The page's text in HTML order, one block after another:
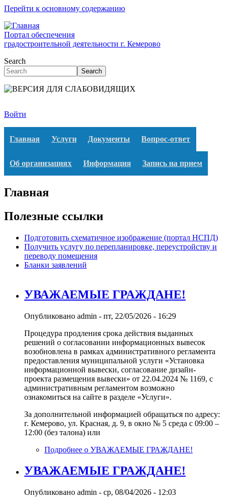
Перейти к основному содержанию
Портал обеспечения
градостроительной деятельности г. Кемерово
Search
Search
Войти
Главная Услуги Документы Вопрос-ответ
Об организациях Информация Запись на прием
Главная
Полезные ссылки
Подготовить схематичное изображение (портал НСПД)
Получить услугу по перепланировке, переустройству и
переводу помещения
Бланки заявлений
УВАЖАЕМЫЕ ГРАЖДАНЕ!
Опубликовано admin - пт, 22/05/2026 - 16:29
Процедура продления срока действия выданных
решений о согласовании информационных вывесок
возобновлена в рамках административного регламента
предоставления муниципальной услуги «Установка
информационной вывески, согласование дизайн-
проекта размещения вывески» от 22.04.2024 № 1169, с
административным регламентом возможно
ознакомиться на сайте в разделе «Услуги».
За дополнительной информацией обращаться по адресу:
г. Кемерово, ул. Красная, д. 9, в окно № 5 среда с 09:00 –
12:00 (без талона) или
Подробнее о УВАЖАЕМЫЕ ГРАЖДАНЕ!
УВАЖАЕМЫЕ ГРАЖДАНЕ!
Опубликовано admin - ср, 08/04/2026 - 12:03